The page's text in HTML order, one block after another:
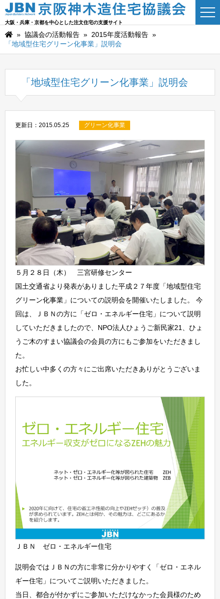
大阪・兵庫・京都を中心とした注文住宅の支援サイト
» 協議会の活動報告 » 2015年度活動報告 »
「地域型住宅グリーン化事業」説明会
「地域型住宅グリーン化事業」説明会
更新日：2015.05.25 グリーン化事業
５月２８日（木） 三宮研修センター
国土交通省より発表がありました平成２７年度「地域型住宅
グリーン化事業」についての説明会を開催いたしました。 今
回は、ＪＢＮの方に「ゼロ・エネルギー住宅」について説明
していただきましたので、NPO法人ひょうご新民家21、ひょ
うご木のすまい協議会の会員の方にもご参加をいただきまし
た。
お忙しい中多くの方々にご出席いただきありがとうございま
した。
ＪＢＮ ゼロ・エネルギー住宅
説明会ではＪＢＮの方に非常に分かりやすく「ゼロ・エネル
ギー住宅」についてご説明いただきました。
当日、都合が付かずにご参加いただけなかった会員様のため